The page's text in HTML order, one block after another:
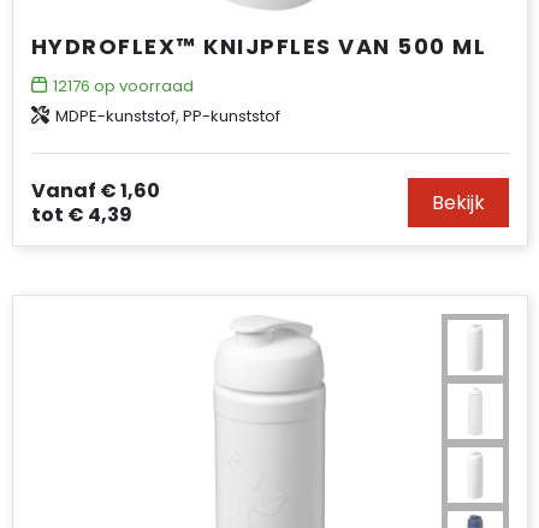
HYDROFLEX™ KNIJPFLES VAN 500 ML
12176 op voorraad
MDPE-kunststof, PP-kunststof
Vanaf € 1,60
tot € 4,39 Bekijk